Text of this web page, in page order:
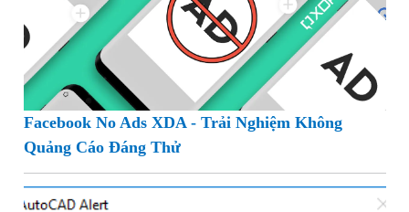
Facebook No Ads XDA - Trải Nghiệm Không
Quảng Cáo Đáng Thử